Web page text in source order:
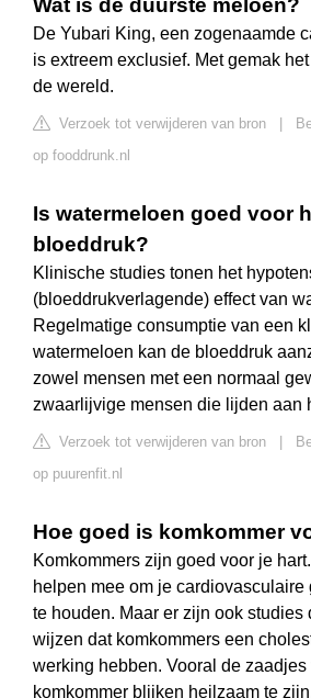
Wat is de duurste meloen?
De Yubari King, een zogenaamde
is extreem exclusief. Met gemak
de wereld.
Verzoek tot verwijderen van bron
op fooddrunk.nl
Is watermeloen goed voor
bloeddruk?
Klinische studies tonen het
(bloeddrukverlagende) effect van
Regelmatige consumptie van een
watermeloen kan de bloeddruk
zowel mensen met een normaal
zwaarlijvige mensen die lijden aan
Verzoek tot verwijderen van bron
op puurenfit.nl
Hoe goed is komkommer
Komkommers zijn goed voor je
helpen mee om je cardiovasculaire
te houden. Maar er zijn ook studies
wijzen dat komkommers een
werking hebben. Vooral de zaadjes
komkommer blijken heilzaam te